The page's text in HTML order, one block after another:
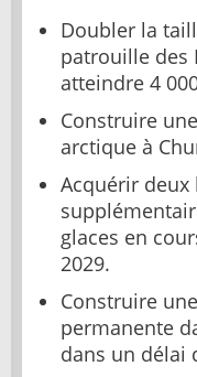
Doubler la
patrouille des
atteindre 4
Construire
arctique à
Acquérir deux
glaces en
2029.
Construire
permanente
dans un délai